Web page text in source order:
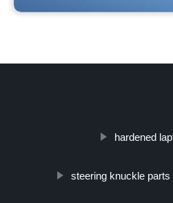
hardened
steering knuckle parts